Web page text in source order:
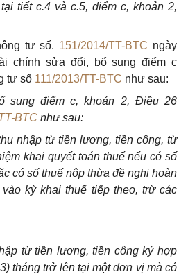
tiết c.4 và c.5, điểm c, khoản 2,
tư số. 151/2014/TT-BTC ngày
chính sửa đổi, bổ sung điểm c
tư số 111/2013/TT-BTC như sau:
sung điểm c, khoản 2, Điều 26
BTC như sau:
nhập từ tiền lương, tiền công, từ
khai quyết toán thuế nếu có số
có số thuế nộp thừa đề nghị hoàn
kỳ khai thuế tiếp theo, trừ các
từ tiền lương, tiền công ký hợp
tháng trở lên tại một đơn vị mà có